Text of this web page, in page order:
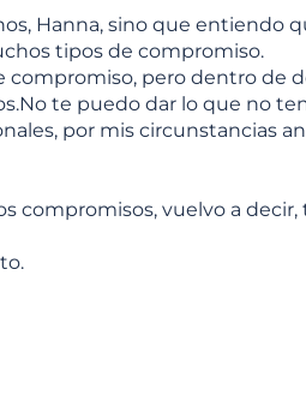
Hanna, sino que entiendo
tipos de compromiso.
pero dentro
te puedo dar lo que no
por mis circunstancias
vuelvo a